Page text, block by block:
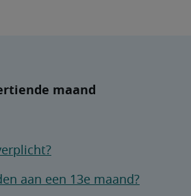
maand
aan een 13e maand?